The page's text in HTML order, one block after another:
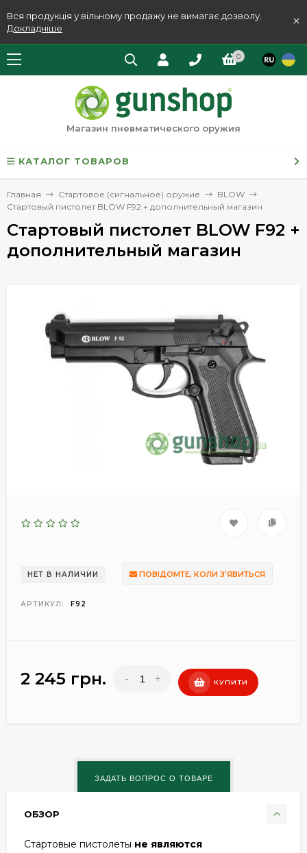
Вся продукція у вільному продажу не вимагає дозволу.
Докладніше
×
0
Магазин пневматического оружия
КАТАЛОГ ТОВАРОВ
Главная Стартовое (сигнальное) оружие
BLOW
Стартовый пистолет BLOW F92 + дополнительный магазин
Стартовый пистолет BLOW F92 +
дополнительный магазин
НЕТ В НАЛИЧИИ ПОВІДОМТЕ, КОЛИ З'ЯВИТЬСЯ
АРТИКУЛ: F92
2 245 грн. - + КУПИТИ
ОБЗОР
Стартовые пистолеты не являются